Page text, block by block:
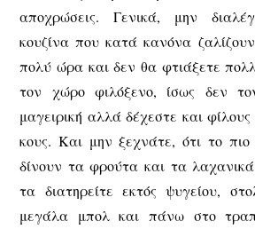
αποχρώσεις. Γενικά, μην
κουζίνα που κατά κανόνα
πολύ ώρα και δεν θα φτιάξετε
τον χώρο φιλόξενο, ίσως δεν
μαγειρική αλλά δέχεστε και
κους. Και μην ξεχνάτε, ότι το
δίνουν τα φρούτα και τα
τα διατηρείτε εκτός ψυγείου,
μεγάλα μπολ και πάνω στο